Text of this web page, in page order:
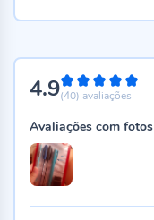
4.998%
(40) avaliações
Avaliações com fotos